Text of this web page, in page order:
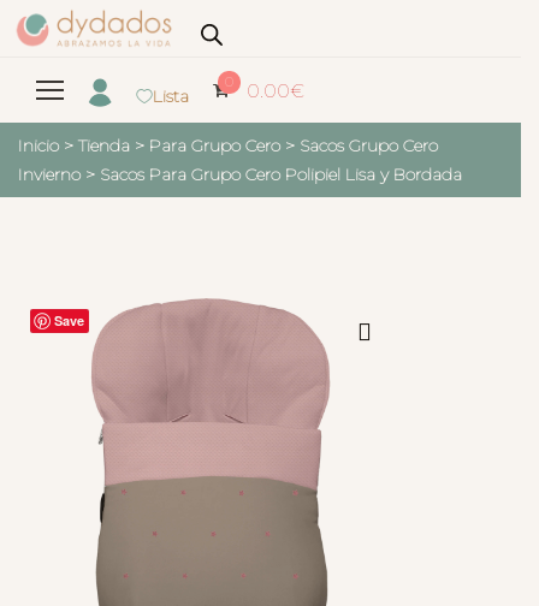
Lista
0 0.00€
Inicio > Tienda > Para Grupo Cero > Sacos Grupo Cero
Invierno > Sacos Para Grupo Cero Polipiel Lisa y Bordada
Save